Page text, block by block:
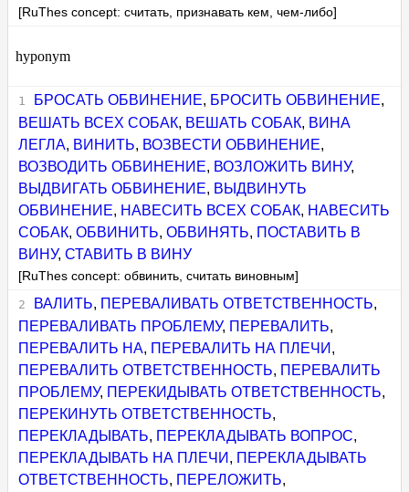
[RuThes concept: считать, признавать кем, чем-либо]
hyponym
БРОСАТЬ ОБВИНЕНИЕ, БРОСИТЬ ОБВИНЕНИЕ,
ВЕШАТЬ ВСЕХ СОБАК, ВЕШАТЬ СОБАК, ВИНА
ЛЕГЛА, ВИНИТЬ, ВОЗВЕСТИ ОБВИНЕНИЕ,
ВОЗВОДИТЬ ОБВИНЕНИЕ, ВОЗЛОЖИТЬ ВИНУ,
ВЫДВИГАТЬ ОБВИНЕНИЕ, ВЫДВИНУТЬ
ОБВИНЕНИЕ, НАВЕСИТЬ ВСЕХ СОБАК, НАВЕСИТЬ
СОБАК,ОБВИНИТЬ,ОБВИНЯТЬ, ПОСТАВИТЬ В
ВИНУ,СТАВИТЬ В ВИНУ
[RuThes concept: обвинить, считать виновным]
ВАЛИТЬ, ПЕРЕВАЛИВАТЬ ОТВЕТСТВЕННОСТЬ,
ПЕРЕВАЛИВАТЬ ПРОБЛЕМУ, ПЕРЕВАЛИТЬ,
ПЕРЕВАЛИТЬ НА, ПЕРЕВАЛИТЬ НА ПЛЕЧИ ,
ПЕРЕВАЛИТЬ ОТВЕТСТВЕННОСТЬ, ПЕРЕВАЛИТЬ
ПРОБЛЕМУ, ПЕРЕКИДЫВАТЬ ОТВЕТСТВЕННОСТЬ,
ПЕРЕКИНУТЬ ОТВЕТСТВЕННОСТЬ,
ПЕРЕКЛАДЫВАТЬ, ПЕРЕКЛАДЫВАТЬ ВОПРОС,
ПЕРЕКЛАДЫВАТЬ НА ПЛЕЧИ , ПЕРЕКЛАДЫВАТЬ
ОТВЕТСТВЕННОСТЬ, ПЕРЕЛОЖИТЬ,